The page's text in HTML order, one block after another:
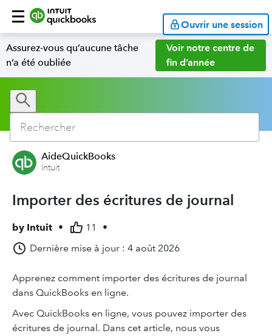
Ouvrir une session
Assurez-vous qu’aucune tâche
n’a été oubliée
Voir notre centre de
fin d’année
AideQuickBooks
Intuit
Importer des écritures de journal
by Intuit • 11
•
Dernière mise à jour : 4 août 2026
Apprenez comment importer des écritures de journal
dans QuickBooks en ligne.
Avec QuickBooks en ligne, vous pouvez importer des
écritures de journal. Dans cet article, nous vous